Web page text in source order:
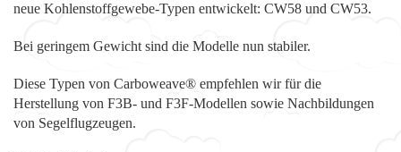
neue Kohlenstoffgewebe-Typen entwickelt: CW58 und CW53.
Bei geringem Gewicht sind die Modelle nun stabiler.
Diese Typen von Carboweave® empfehlen wir für die
Herstellung von F3B- und F3F-Modellen sowie Nachbildungen
von Segelflugzeugen.